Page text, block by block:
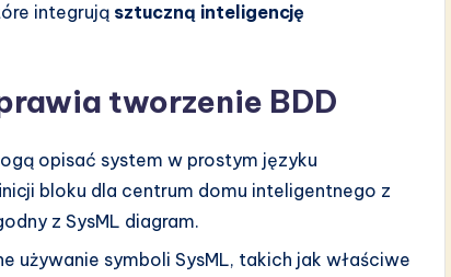
integrują sztuczną inteligencję
tworzenie BDD
opisać system w prostym języku
bloku dla centrum domu inteligentnego z
z SysML diagram.
używanie symboli SysML, takich jak właściwe